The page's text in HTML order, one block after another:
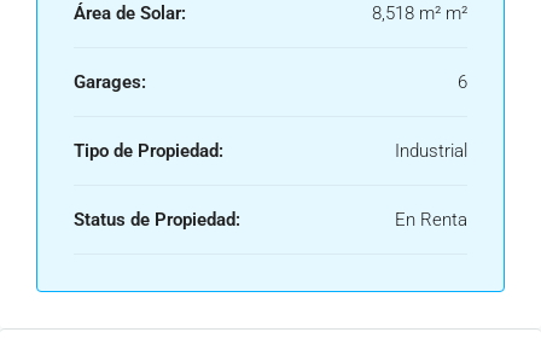
Área de Solar: 8,518 m² m²
Garages: 6
Tipo de Propiedad: Industrial
Status de Propiedad: En Renta